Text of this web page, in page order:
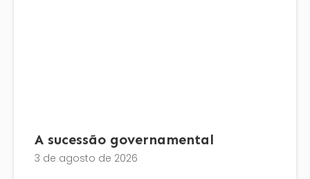
A sucessão governamental
3 de agosto de 2026